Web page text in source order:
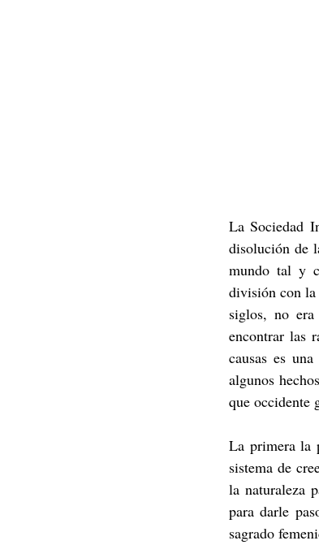
La Sociedad
disolución de
mundo tal y
división con la
siglos, no
encontrar las
causas es
algunos
que occidente
La primera la
sistema de
la naturaleza
para darle
sagrado